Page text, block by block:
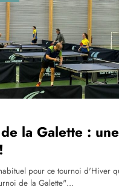
la Galette :
pour ce tournoi d'Hiver
de la Galette"…